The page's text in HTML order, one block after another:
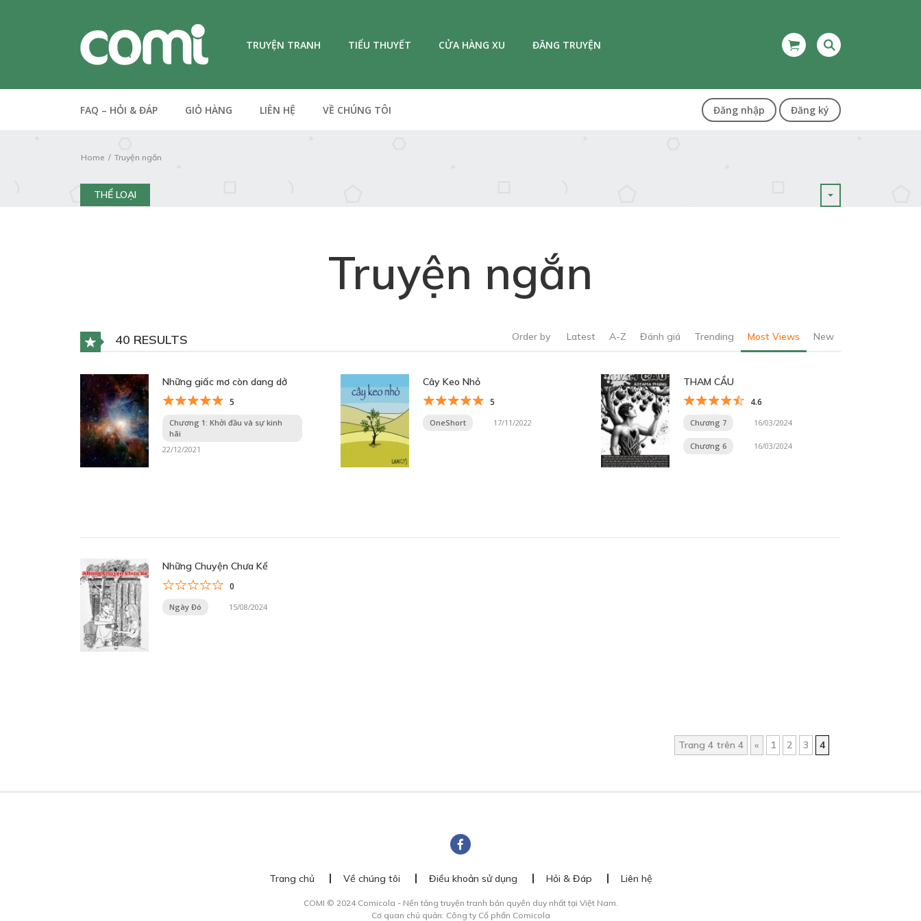
TRUYỆN TRANH TIỂU THUYẾT CỬA HÀNG XU ĐĂNG TRUYỆN
FAQ – HỎI & ĐÁP GIỎ HÀNG LIÊN HỆ VỀ CHÚNG TÔI Đăng nhập Đăng ký
Home Truyện ngắn
THỂ LOẠI
Truyện ngắn
40 RESULTS Order by Latest A-Z Đánh giá Trending Most Views New
Những giấc mơ còn dang dở
5
Chương 1: Khởi đầu và sự kinh
hãi
22/12/2021
Cây Keo Nhỏ
5
OneShort 17/11/2022
THAM CẦU
4.6
Chương 7 16/03/2024
Chương 6 16/03/2024
Những Chuyện Chưa Kể
0
Ngày Đó 15/08/2024
Trang 4 trên 4 « 1 2 3 4
Trang chủ Về chúng tôi Điều khoản sử dụng Hỏi & Đáp Liên hệ
COMI © 2024 Comicola - Nền tảng truyện tranh bản quyền duy nhất tại Việt Nam.
Cơ quan chủ quản: Công ty Cổ phần Comicola